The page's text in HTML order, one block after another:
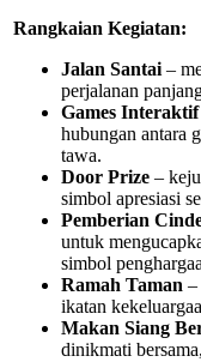
Rangkaian Kegiatan:
Jalan Santai –
perjalanan
Games Interaktif
hubungan antara
tawa.
Door Prize –
simbol apresiasi
Pemberian
untuk
simbol
Ramah Taman –
ikatan
Makan Siang
dinikmati